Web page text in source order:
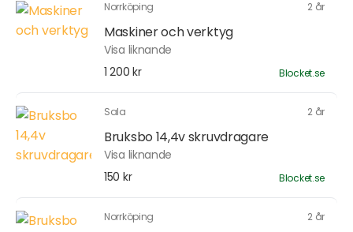
Norrköping 2 år
Maskiner och verktyg
Visa liknande
1 200 kr
Blocket.se
Sala 2 år
Bruksbo 14,4v skruvdragare
Visa liknande
150 kr
Blocket.se
Norrköping 2 år